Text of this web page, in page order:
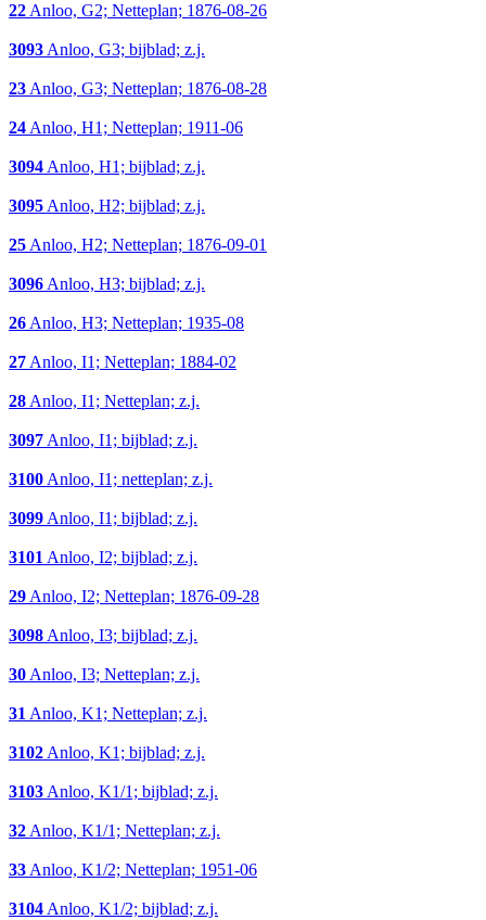
22Anloo, G2; Netteplan; 1876-08-26
3093Anloo, G3; bijblad; z.j.
23Anloo, G3; Netteplan; 1876-08-28
24Anloo, H1; Netteplan; 1911-06
3094Anloo, H1; bijblad; z.j.
3095Anloo, H2; bijblad; z.j.
25Anloo, H2; Netteplan; 1876-09-01
3096Anloo, H3; bijblad; z.j.
26Anloo, H3; Netteplan; 1935-08
27Anloo, I1; Netteplan; 1884-02
28Anloo, I1; Netteplan; z.j.
3097Anloo, I1; bijblad; z.j.
3100Anloo, I1; netteplan; z.j.
3099Anloo, I1; bijblad; z.j.
3101Anloo, I2; bijblad; z.j.
29Anloo, I2; Netteplan; 1876-09-28
3098Anloo, I3; bijblad; z.j.
30Anloo, I3; Netteplan; z.j.
31Anloo, K1; Netteplan; z.j.
3102Anloo, K1; bijblad; z.j.
3103Anloo, K1/1; bijblad; z.j.
32Anloo, K1/1; Netteplan; z.j.
33Anloo, K1/2; Netteplan; 1951-06
3104Anloo, K1/2; bijblad; z.j.